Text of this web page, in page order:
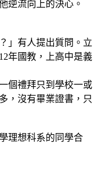
逆流向上的決心。
」有人提出質問。立
年國教，上高中是義
個禮拜只到學校一或
，沒有畢業證書，只
理想科系的同學合